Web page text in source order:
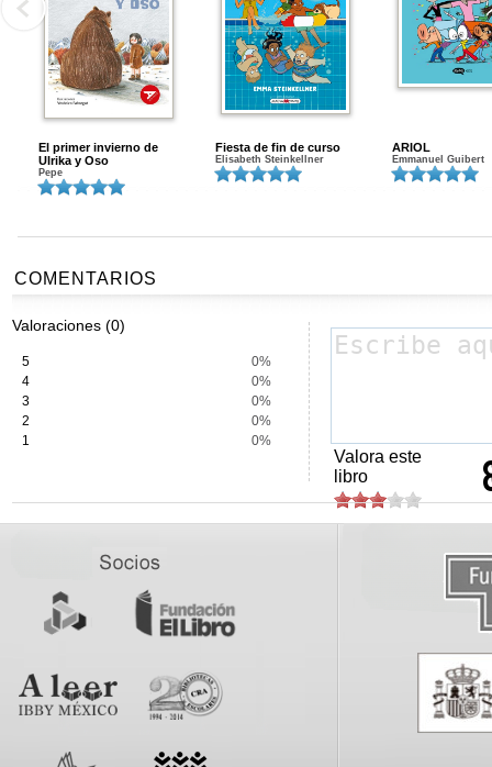
El primer invierno de
Ulrika y Oso
Pepe
Fiesta de fin de curso
Elisabeth Steinkellner
ARIOL
Emmanuel Guibert
COMENTARIOS
Valoraciones (0)
5
0%
4
0%
3
0%
2
0%
1
0%
Valora este
libro